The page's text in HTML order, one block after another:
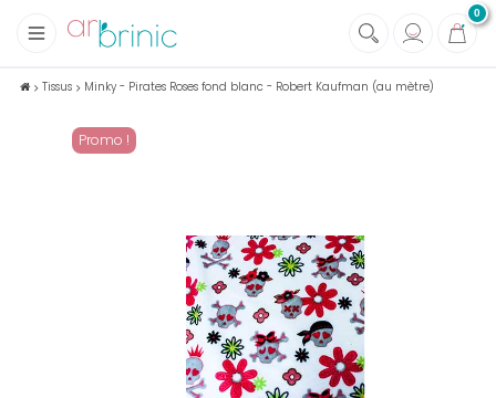
0
Tissus
Soins et Santé au naturel
Tissus Minky - Pirates Roses fond blanc - Robert Kaufman (au mètre)
Promo !